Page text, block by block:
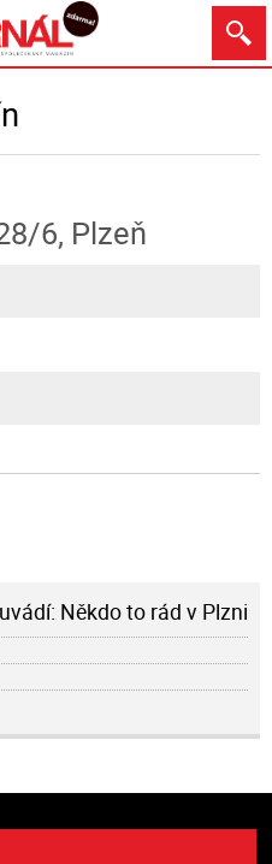
6, Plzeň
Někdo to rád v Plzni